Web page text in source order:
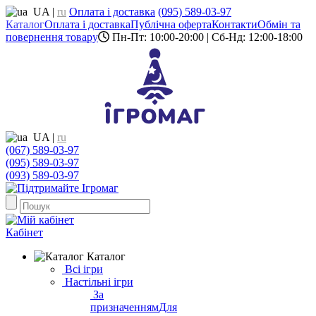
UA | ru Оплата і доставка (095) 589-03-97
КаталогОплата і доставкаПублічна офертаКонтактиОбмін та
повернення товару
Пн-Пт: 10:00-20:00 | Сб-Нд: 12:00-18:00
UA | ru
(067) 589-03-97
(095) 589-03-97
(093) 589-03-97
Кабінет
Каталог
Всі ігри
Настільні ігри
За
призначеннямДля